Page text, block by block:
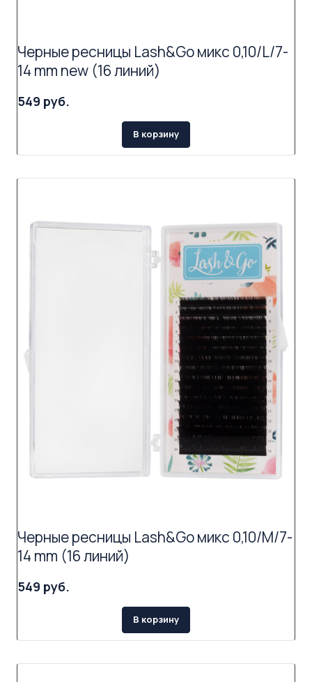
Черные ресницы Lash&Go микс 0,10/L/7-
14 mm new (16 линий)
549 руб.
В корзину
Черные ресницы Lash&Go микс 0,10/M/7-
14 mm (16 линий)
549 руб.
В корзину